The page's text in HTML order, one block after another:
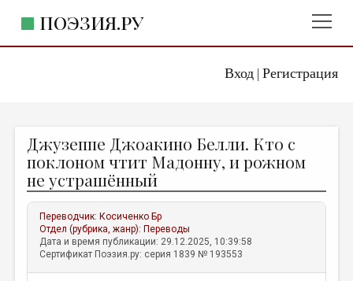
Вход| Регистрация
ПОЭЗИЯ.РУ
ЖАНРЫ
АВТОРЫ
КОММЕНТАРИИ
ЛИТСАЛОН
НОВОСТИ
Джузеппе Джоакино Белли. Кто с
поклоном чтит Мадонну, и рожном
не устрашённый
Переводчик: Косиченко Бр
Отдел (рубрика, жанр): Переводы
Дата и время публикации: 29.12.2025, 10:39:58
Сертификат Поэзия.ру: серия 1839 № 193553